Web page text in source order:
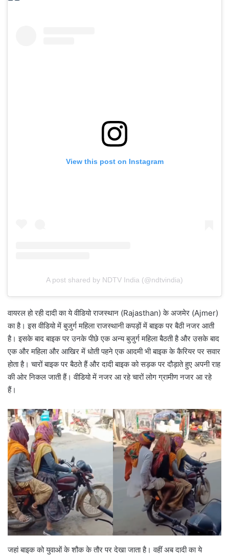
View this post on Instagram
A post shared by NDTV India (@ndtvindia)
वायरल हो रही दादी का ये वीडियो राजस्थान (Rajasthan) के अजमेर (Ajmer)
का है। इस वीडियो में बुजुर्ग महिला राजस्थानी कपड़ों में बाइक पर बैठी नजर आती
है। इसके बाद बाइक पर उनके पीछे एक अन्य बुजुर्ग महिला बैठती है और उसके बाद
एक और महिला और आखिर में धोती पहने एक आदमी भी बाइक के कैरियर पर सवार
होता है। चारों बाइक पर बैठते हैं और दादी बाइक को सड़क पर दौड़ाते हुए अपनी राह
की ओर निकल जाती हैं। वीडियो में नजर आ रहे चारों लोग ग्रामीण नजर आ रहे
हैं।
जहां बाइक को युवाओं के शौक के तौर पर देखा जाता है। वहीं अब दादी का ये